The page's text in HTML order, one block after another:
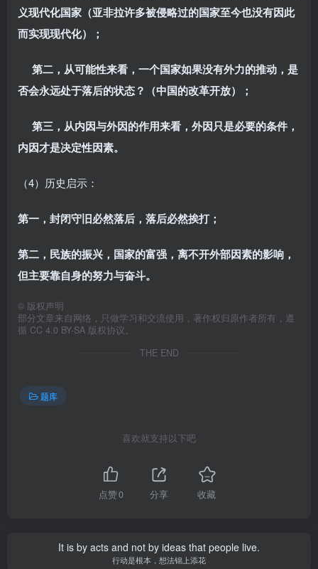
义现代化国家（亚非拉许多被侵略过的国家至今也没有因此
而实现现代化）；
第二，从可能性来看，一个国家如果没有外力的推动，是
否会永远处于落后的状态？（中国的改革开放）；
第三，从内因与外因的作用来看，外因只是必要的条件，
内因才是决定性因素。
（4）历史启示：
第一，封闭守旧必然落后，落后必然挨打；
第二，民族的振兴，国家的富强，离不开外部因素的影响，
但主要靠自身的努力与奋斗。
© 版权声明
部分文章来自网络，只做学习和交流使用，著作权归原作者所有，遵
循 CC 4.0 BY-SA 版权协议。
THE END
题库
喜欢就支持以下吧
点赞0 分享 收藏
It is by acts and not by ideas that people live.
行动是根本，想法锦上添花